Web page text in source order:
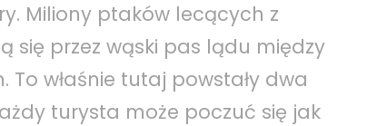
Miliony ptaków lecących z
się przez wąski pas lądu między
To właśnie tutaj powstały dwa
turysta może poczuć się jak